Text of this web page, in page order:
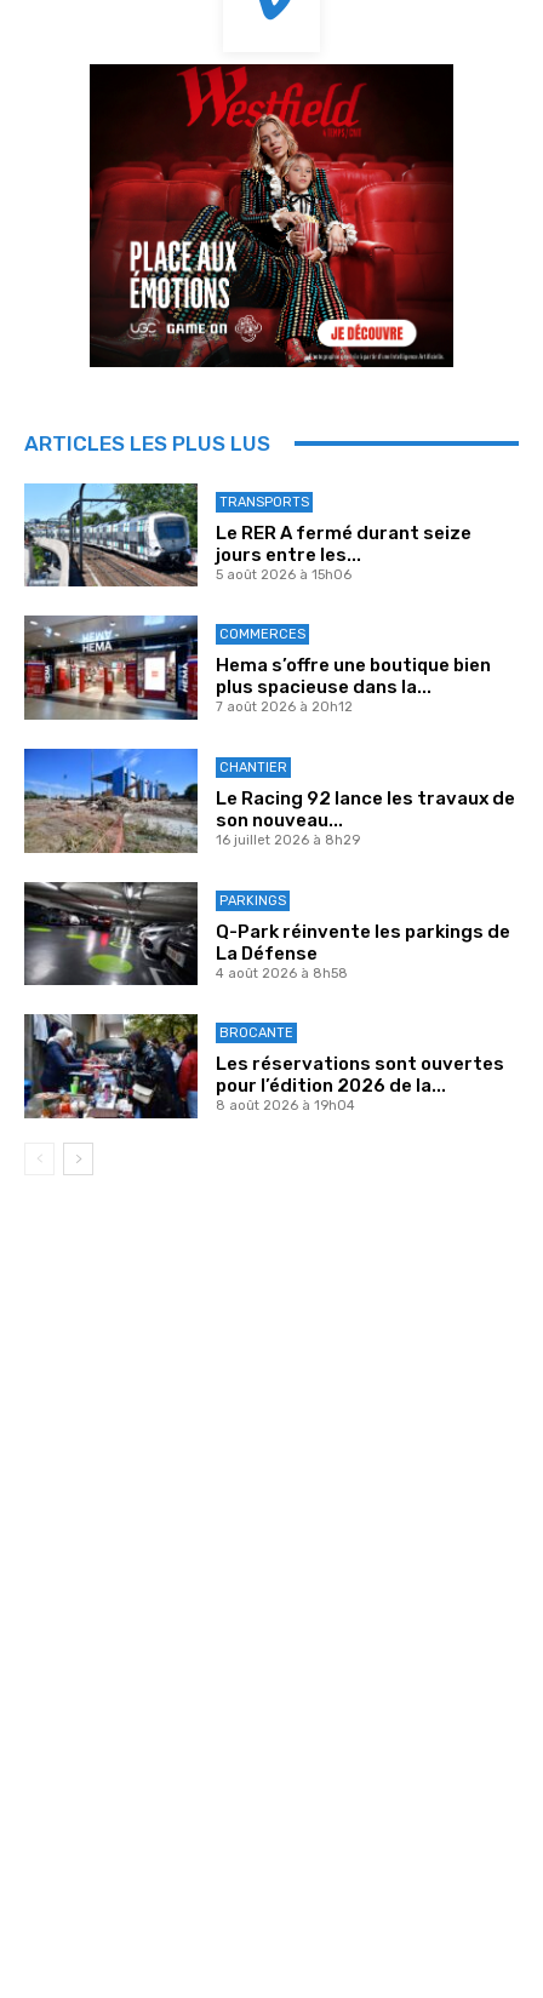
ARTICLES LES PLUS LUS
TRANSPORTS
Le RER A fermé durant seize
jours entre les...
5 août 2026 à 15h06
COMMERCES
Hema s’offre une boutique bien
plus spacieuse dans la...
7 août 2026 à 20h12
CHANTIER
Le Racing 92 lance les travaux de
son nouveau...
16 juillet 2026 à 8h29
PARKINGS
Q-Park réinvente les parkings de
La Défense
4 août 2026 à 8h58
BROCANTE
Les réservations sont ouvertes
pour l’édition 2026 de la...
8 août 2026 à 19h04